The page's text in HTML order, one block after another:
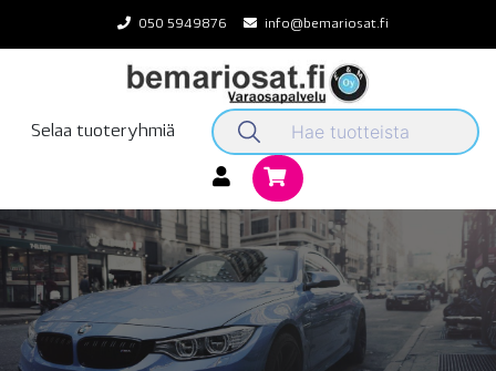
content
050 5949876 info@bemariosat.fi
Selaa tuoteryhmiä